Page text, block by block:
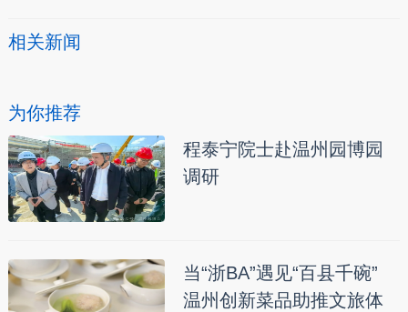
相关新闻
为你推荐
程泰宁院士赴温州园博园
调研
当“浙BA”遇见“百县千碗”
温州创新菜品助推文旅体